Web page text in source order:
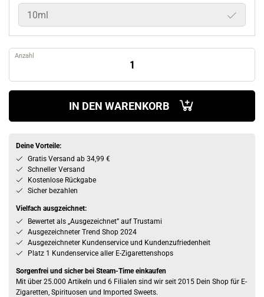
10ml
Anzahl
IN DEN WARENKORB
Deine Vorteile:
Gratis Versand ab 34,99 €
Schneller Versand
Kostenlose Rückgabe
Sicher bezahlen
Vielfach ausgzeichnet:
Bewertet als „Ausgezeichnet” auf Trustami
Ausgezeichneter Trend Shop 2024
Ausgezeichneter Kundenservice und Kundenzufriedenheit
Platz 1 Kundenservice aller E-Zigarettenshops
Sorgenfrei und sicher bei Steam-Time einkaufen
Mit über 25.000 Artikeln und 6 Filialen sind wir seit 2015 Dein Shop für E-
Zigaretten, Spirituosen und Imported Sweets.